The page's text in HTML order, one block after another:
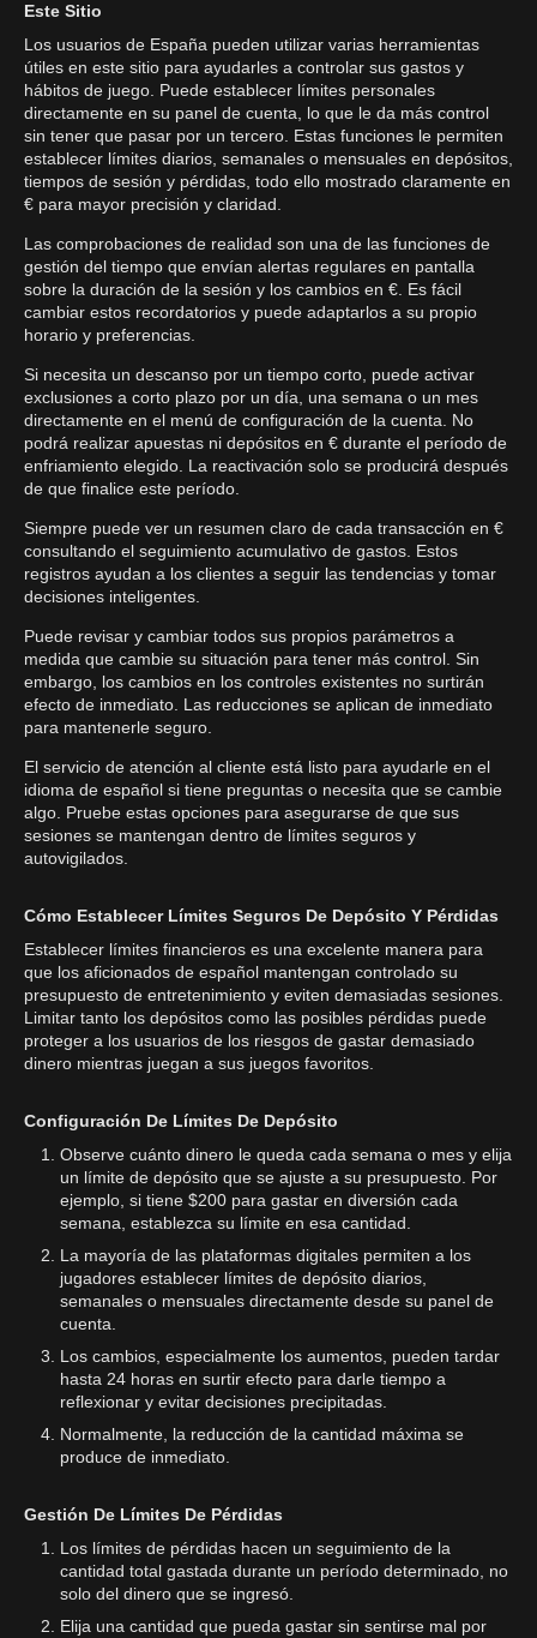
Este Sitio
Los usuarios de España pueden utilizar varias herramientas
útiles en este sitio para ayudarles a controlar sus gastos y
hábitos de juego. Puede establecer límites personales
directamente en su panel de cuenta, lo que le da más control
sin tener que pasar por un tercero. Estas funciones le permiten
establecer límites diarios, semanales o mensuales en depósitos,
tiempos de sesión y pérdidas, todo ello mostrado claramente en
€ para mayor precisión y claridad.
Las comprobaciones de realidad son una de las funciones de
gestión del tiempo que envían alertas regulares en pantalla
sobre la duración de la sesión y los cambios en €. Es fácil
cambiar estos recordatorios y puede adaptarlos a su propio
horario y preferencias.
Si necesita un descanso por un tiempo corto, puede activar
exclusiones a corto plazo por un día, una semana o un mes
directamente en el menú de configuración de la cuenta. No
podrá realizar apuestas ni depósitos en € durante el período de
enfriamiento elegido. La reactivación solo se producirá después
de que finalice este período.
Siempre puede ver un resumen claro de cada transacción en €
consultando el seguimiento acumulativo de gastos. Estos
registros ayudan a los clientes a seguir las tendencias y tomar
decisiones inteligentes.
Puede revisar y cambiar todos sus propios parámetros a
medida que cambie su situación para tener más control. Sin
embargo, los cambios en los controles existentes no surtirán
efecto de inmediato. Las reducciones se aplican de inmediato
para mantenerle seguro.
El servicio de atención al cliente está listo para ayudarle en el
idioma de español si tiene preguntas o necesita que se cambie
algo. Pruebe estas opciones para asegurarse de que sus
sesiones se mantengan dentro de límites seguros y
autovigilados.
Cómo Establecer Límites Seguros De Depósito Y Pérdidas
Establecer límites financieros es una excelente manera para
que los aficionados de español mantengan controlado su
presupuesto de entretenimiento y eviten demasiadas sesiones.
Limitar tanto los depósitos como las posibles pérdidas puede
proteger a los usuarios de los riesgos de gastar demasiado
dinero mientras juegan a sus juegos favoritos.
Configuración De Límites De Depósito
Observe cuánto dinero le queda cada semana o mes y elija
un límite de depósito que se ajuste a su presupuesto. Por
ejemplo, si tiene $200 para gastar en diversión cada
semana, establezca su límite en esa cantidad.
La mayoría de las plataformas digitales permiten a los
jugadores establecer límites de depósito diarios,
semanales o mensuales directamente desde su panel de
cuenta.
Los cambios, especialmente los aumentos, pueden tardar
hasta 24 horas en surtir efecto para darle tiempo a
reflexionar y evitar decisiones precipitadas.
Normalmente, la reducción de la cantidad máxima se
produce de inmediato.
Gestión De Límites De Pérdidas
Los límites de pérdidas hacen un seguimiento de la
cantidad total gastada durante un período determinado, no
solo del dinero que se ingresó.
Elija una cantidad que pueda gastar sin sentirse mal por